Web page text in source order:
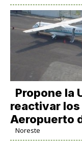
Propone la
reactivar
Aeropuerto
Noreste